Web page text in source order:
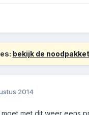
bekijk de
2014